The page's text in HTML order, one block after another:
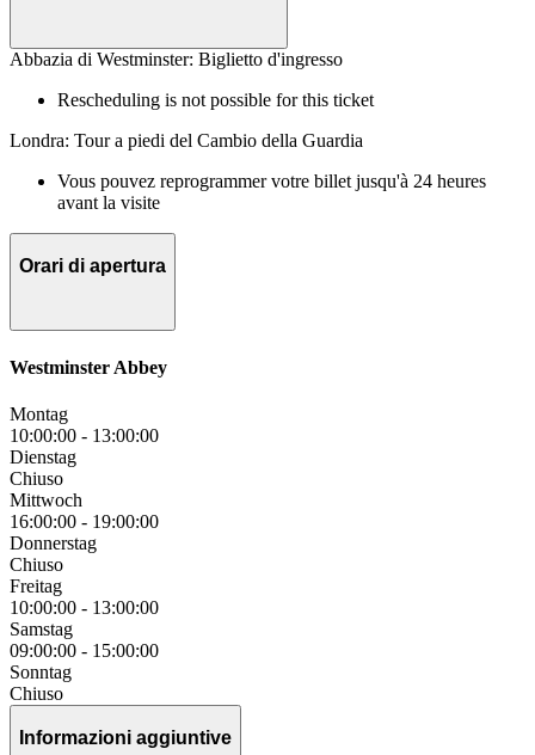
Abbazia di Westminster: Biglietto d'ingresso
Rescheduling is not possible for this ticket
Londra: Tour a piedi del Cambio della Guardia
Vous pouvez reprogrammer votre billet jusqu'à 24 heures
avant la visite
Orari di apertura
Westminster Abbey
Montag
10:00:00 - 13:00:00
Dienstag
Chiuso
Mittwoch
16:00:00 - 19:00:00
Donnerstag
Chiuso
Freitag
10:00:00 - 13:00:00
Samstag
09:00:00 - 15:00:00
Sonntag
Chiuso
Informazioni aggiuntive